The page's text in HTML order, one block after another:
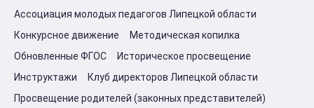
Ассоциация молодых педагогов Липецкой области
Конкурсное движение
Методическая копилка
Обновленные ФГОС
Историческое просвещение
Инструктажи
Клуб директоров Липецкой области
Просвещение родителей (законных представителей)